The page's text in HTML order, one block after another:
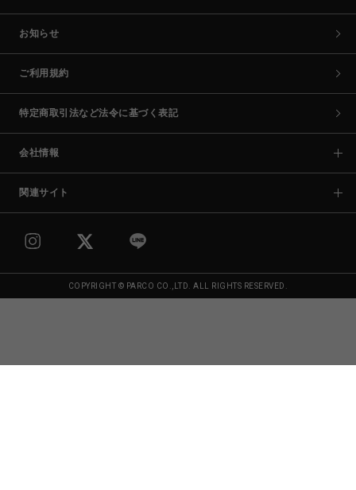
お知らせ
ご利用規約
特定商取引法など法令に基づく表記
会社情報
関連サイト
COPYRIGHT © PARCO CO.,LTD. ALL RIGHTS RESERVED.